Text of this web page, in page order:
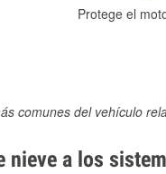
Protege el
comunes del vehículo
nieve a los